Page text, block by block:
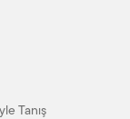
Tanış